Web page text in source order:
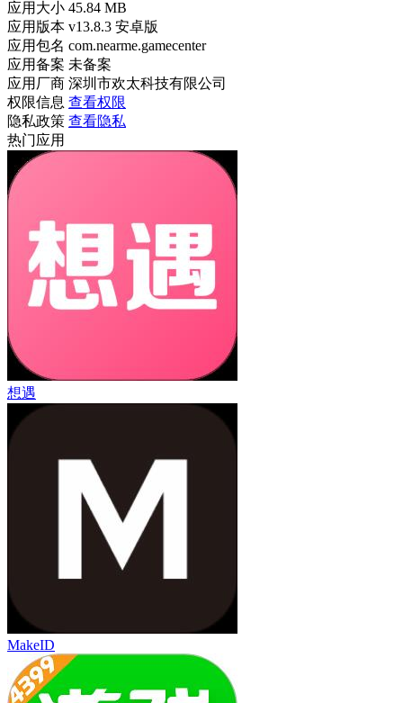
应用大小 45.84 MB
应用版本 v13.8.3 安卓版
应用包名 com.nearme.gamecenter
应用备案 未备案
应用厂商 深圳市欢太科技有限公司
权限信息 查看权限
隐私政策 查看隐私
热门应用
想遇
MakeID